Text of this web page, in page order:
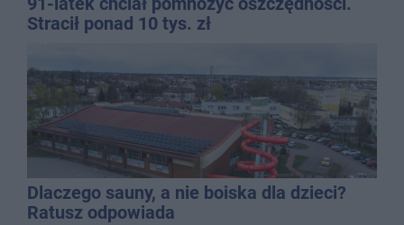
Stracił ponad 10 tys. zł
Dlaczego sauny, a nie boiska dla dzieci?
Ratusz odpowiada